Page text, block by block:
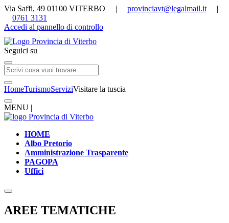
Via Saffi, 49 01100 VITERBO | provinciavt@legalmail.it |
0761 3131
Accedi al pannello di controllo
Seguici su
HomeTurismoServiziVisitare la tuscia
MENU |
HOME
Albo Pretorio
Amministrazione Trasparente
PAGOPA
Uffici
AREE TEMATICHE